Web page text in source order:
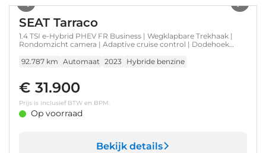
SEAT Tarraco
1.4 TSI e-Hybrid PHEV FR Business | Wegklapbare Trekhaak |
Rondomzicht camera | Adaptive cruise control | Dodehoek
92.787 km Automaat 2023 Hybride benzine
€ 31.900
Prijs is inclusief BTW en BPM.
Op voorraad
Bekijk details